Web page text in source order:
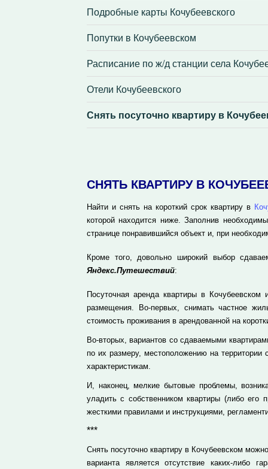
Подробные карты Кочубеевского
Попутки в Кочубеевском
Расписание по ж/д станции села
Отели Кочубеевского
Снять посуточно квартиру в
СНЯТЬ КВАРТИРУ В
Найти и снять на короткий срок квартиру в
которой находится ниже. Заполнив
странице понравившийся объект и, при
Кроме того, довольно широкий выбор
Яндекс.Путешествий:
Посуточная аренда квартиры в
размещения. Во-первых, снимать частное
стоимость проживания в арендованной на
Во-вторых, вариантов со сдаваемыми
по их размеру, местоположению на
характеристикам.
И, наконец, мелкие бытовые проблемы,
уладить с собственником квартиры (либо его
жесткими правилами и инструкциями,
***
Снять посуточно квартиру в Кочубеевском
варианта является отсутствие каких-либо